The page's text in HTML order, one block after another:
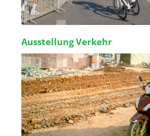
Ausstellung Verkehr